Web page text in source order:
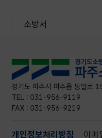
소방서
경기도 파주시 파주읍 통일로
TEL : 031-956-9119
FAX : 031-956-9219
개인정보처리방침 이메